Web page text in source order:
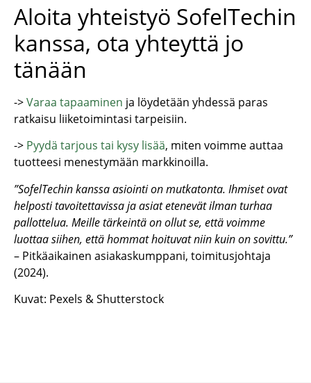
Aloita yhteistyö SofelTechin
kanssa, ota yhteyttä jo
tänään
->Varaa tapaaminen ja löydetään yhdessä paras
ratkaisu liiketoimintasi tarpeisiin.
-> Pyydä tarjous tai kysy lisää, miten voimme auttaa
tuotteesi menestymään markkinoilla.
”SofelTechin kanssa asiointi on mutkatonta. Ihmiset ovat
helposti tavoitettavissa ja asiat etenevät ilman turhaa
pallottelua. Meille tärkeintä on ollut se, että voimme
luottaa siihen, että hommat hoituvat niin kuin on sovittu.”
– Pitkäaikainen asiakaskumppani, toimitusjohtaja
(2024).
Kuvat: Pexels & Shutterstock